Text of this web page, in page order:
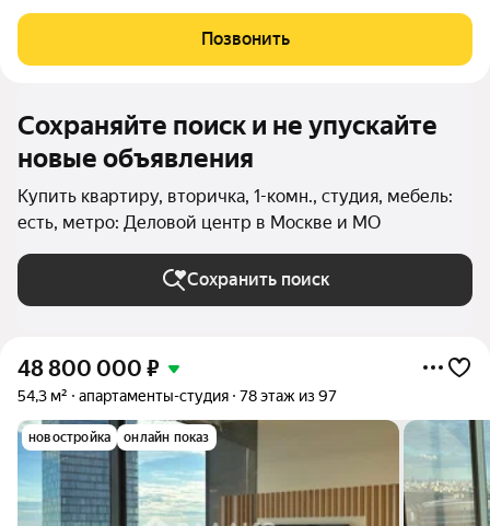
Квартира расположена на комфортном 9 этаже монолитного
дома 2015 года постройки. Продуманная
Позвонить
Сохраняйте поиск и не упускайте
новые объявления
Купить квартиру, вторичка, 1-комн., студия, мебель:
есть, метро: Деловой центр в Москве и МО
Сохранить поиск
48 800 000 ₽
54,3 м² апартаменты-студия 78 этаж из 97
новостройка онлайн показ